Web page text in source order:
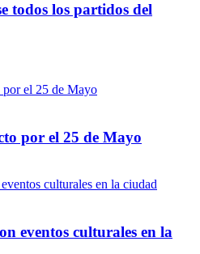
todos los partidos del
por el 25 de Mayo
eventos culturales en la